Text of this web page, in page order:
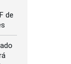
de